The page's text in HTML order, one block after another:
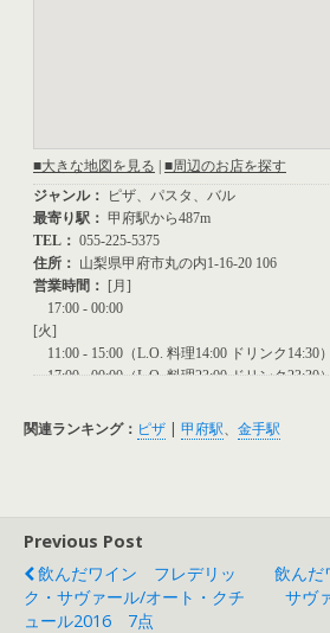
関連ランキング： ピザ | 甲府駅、 金手駅
Previous Post
飲んだワイン フレデリッ
ク・サヴァール/オート・クチ
ュール2016 7点
飲ん
サヴ